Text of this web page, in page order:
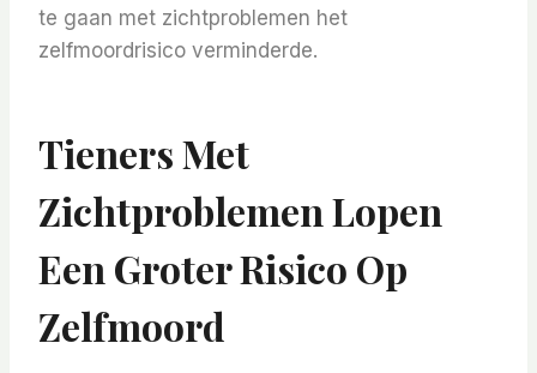
te gaan met zichtproblemen het
zelfmoordrisico verminderde.
Tieners Met
Zichtproblemen Lopen
Een Groter Risico Op
Zelfmoord